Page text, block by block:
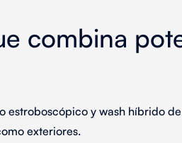
combina
estroboscópico y wash híbrido de
exteriores.